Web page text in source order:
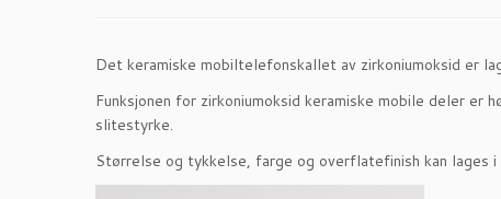
Det keramiske mobiltelefonskallet av zirkoniumoksid er
Funksjonen for zirkoniumoksid keramiske mobile deler
slitestyrke.
Størrelse og tykkelse, farge og overflatefinish kan lages i